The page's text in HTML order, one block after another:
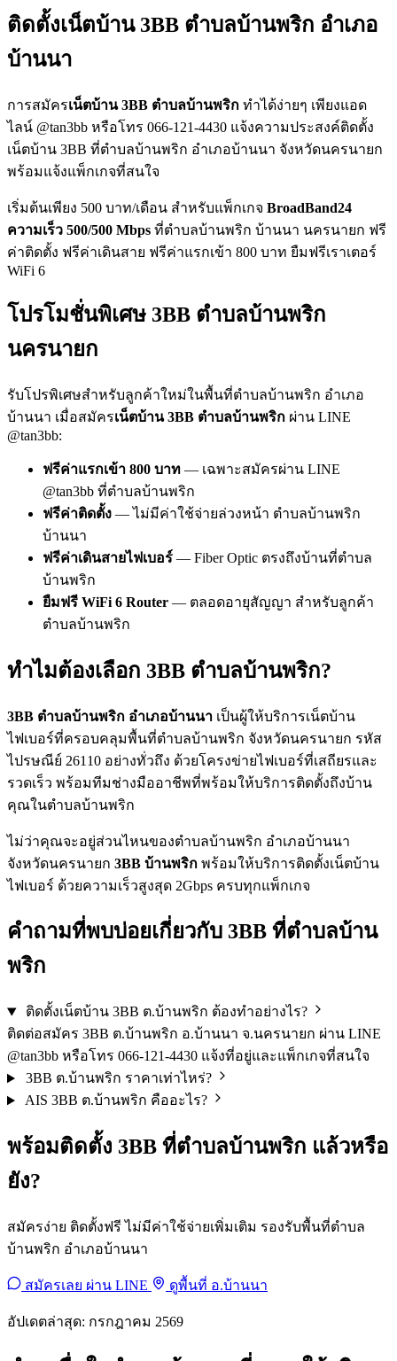
ติดตั้งเน็ตบ้าน 3BB ตำบลบ้านพริก อำเภอ
บ้านนา
การสมัครเน็ตบ้าน 3BB ตำบลบ้านพริก ทำได้ง่ายๆ เพียงแอด
ไลน์ @tan3bb หรือโทร 066-121-4430 แจ้งความประสงค์ติดตั้ง
เน็ตบ้าน 3BB ที่ตำบลบ้านพริก อำเภอบ้านนา จังหวัดนครนายก
พร้อมแจ้งแพ็กเกจที่สนใจ
เริ่มต้นเพียง 500 บาท/เดือน สำหรับแพ็กเกจ BroadBand24
ความเร็ว 500/500 Mbps ที่ตำบลบ้านพริก บ้านนา นครนายก ฟรี
ค่าติดตั้ง ฟรีค่าเดินสาย ฟรีค่าแรกเข้า 800 บาท ยืมฟรีเราเตอร์
WiFi 6
โปรโมชั่นพิเศษ 3BB ตำบลบ้านพริก
นครนายก
รับโปรพิเศษสำหรับลูกค้าใหม่ในพื้นที่ตำบลบ้านพริก อำเภอ
บ้านนา เมื่อสมัครเน็ตบ้าน 3BB ตำบลบ้านพริก ผ่าน LINE
@tan3bb:
ฟรีค่าแรกเข้า 800 บาท — เฉพาะสมัครผ่าน LINE
@tan3bb ที่ตำบลบ้านพริก
ฟรีค่าติดตั้ง — ไม่มีค่าใช้จ่ายล่วงหน้า ตำบลบ้านพริก
บ้านนา
ฟรีค่าเดินสายไฟเบอร์ — Fiber Optic ตรงถึงบ้านที่ตำบล
บ้านพริก
ยืมฟรี WiFi 6 Router — ตลอดอายุสัญญา สำหรับลูกค้า
ตำบลบ้านพริก
ทำไมต้องเลือก 3BB ตำบลบ้านพริก?
3BB ตำบลบ้านพริก อำเภอบ้านนา เป็นผู้ให้บริการเน็ตบ้าน
ไฟเบอร์ที่ครอบคลุมพื้นที่ตำบลบ้านพริก จังหวัดนครนายก รหัส
ไปรษณีย์ 26110 อย่างทั่วถึง ด้วยโครงข่ายไฟเบอร์ที่เสถียรและ
รวดเร็ว พร้อมทีมช่างมืออาชีพที่พร้อมให้บริการติดตั้งถึงบ้าน
คุณในตำบลบ้านพริก
ไม่ว่าคุณจะอยู่ส่วนไหนของตำบลบ้านพริก อำเภอบ้านนา
จังหวัดนครนายก 3BB บ้านพริก พร้อมให้บริการติดตั้งเน็ตบ้าน
ไฟเบอร์ ด้วยความเร็วสูงสุด 2Gbps ครบทุกแพ็กเกจ
คำถามที่พบบ่อยเกี่ยวกับ 3BB ที่ตำบลบ้าน
พริก
ติดตั้งเน็ตบ้าน 3BB ต.บ้านพริก ต้องทำอย่างไร?
ติดต่อสมัคร 3BB ต.บ้านพริก อ.บ้านนา จ.นครนายก ผ่าน LINE
@tan3bb หรือโทร 066-121-4430 แจ้งที่อยู่และแพ็กเกจที่สนใจ
3BB ต.บ้านพริก ราคาเท่าไหร่?
AIS 3BB ต.บ้านพริก คืออะไร?
พร้อมติดตั้ง 3BB ที่ตำบลบ้านพริก แล้วหรือ
ยัง?
สมัครง่าย ติดตั้งฟรี ไม่มีค่าใช้จ่ายเพิ่มเติม รองรับพื้นที่ตำบล
บ้านพริก อำเภอบ้านนา
สมัครเลย ผ่าน LINE ดูพื้นที่ อ.บ้านนา
อัปเดตล่าสุด: กรกฎาคม 2569